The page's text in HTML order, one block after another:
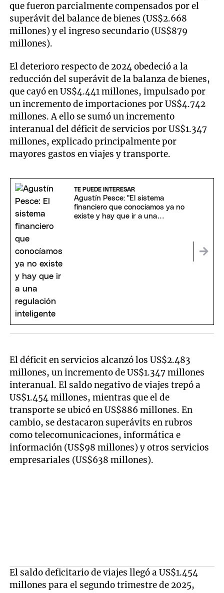
que fueron parcialmente compensados por el
superávit del balance de bienes (US$2.668
millones) y el ingreso secundario (US$879
millones).
El deterioro respecto de 2024 obedeció a la
reducción del superávit de la balanza de bienes,
que cayó en US$4.441 millones, impulsado por
un incremento de importaciones por US$4.742
millones. A ello se sumó un incremento
interanual del déficit de servicios por US$1.347
millones, explicado principalmente por
mayores gastos en viajes y transporte.
TE PUEDE INTERESAR
Agustín Pesce: "El sistema
financiero que conocíamos ya no
existe y hay que ir a una
El déficit en servicios alcanzó los US$2.483
millones, un incremento de US$1.347 millones
interanual. El saldo negativo de viajes trepó a
US$1.454 millones, mientras que el de
transporte se ubicó en US$886 millones. En
cambio, se destacaron superávits en rubros
como telecomunicaciones, informática e
información (US$98 millones) y otros servicios
empresariales (US$638 millones).
El saldo deficitario de viajes llegó a US$1.454
millones para el segundo trimestre de 2025,